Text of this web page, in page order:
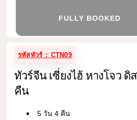
FULLY BOOKED
รหัสทัวร์ : CTN09
ทัวร์จีน เซี่ยงไฮ้ หางโจว
คืน
5 วัน 4 คืน